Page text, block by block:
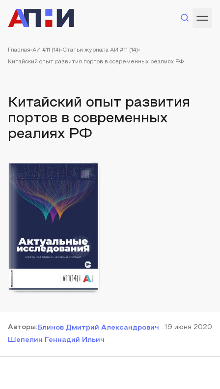
Главная АИ #11 (14) Статьи журнала АИ #11 (14)
Китайский опыт развития портов в современных реалиях РФ
Китайский опыт развития
портов в современных
реалиях РФ
Авторы:Блинов Дмитрий Александрович
Шепелин Геннадий Ильич
19 июня 2020